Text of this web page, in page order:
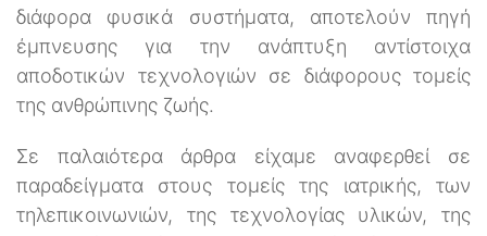
διάφορα φυσικά συστήματα, αποτελούν πηγή
έμπνευσης για την ανάπτυξη αντίστοιχα
αποδοτικών τεχνολογιών σε διάφορους τομείς
της ανθρώπινης ζωής.
Σε παλαιότερα άρθρα είχαμε αναφερθεί σε
παραδείγματα στους τομείς της ιατρικής, των
τηλεπικοινωνιών, της τεχνολογίας υλικών, της